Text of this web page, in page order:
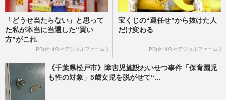
「どうせ当たらない」と思って
た私が本当に当選した“買い
方”がこれ
PR(合同会社デジタルファーム )
宝くじの“運任せ”から抜けた人
だけ変わる
PR(合同会社デジタルファーム )
《千葉県松戸市》障害児施設わいせつ事件「保育園児
も性の対象」5歳女児を脱がせて“...